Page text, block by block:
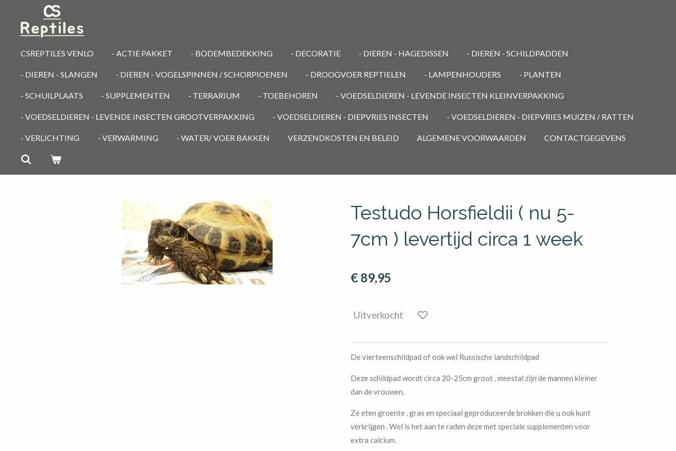
direct
CSREPTILES VENLO - ACTIE PAKKET - BODEMBEDEKKING - DECORATIE - DIEREN - HAGEDISSEN - DIEREN - SCHILDPADDEN
- DIEREN - SLANGEN - DIEREN - VOGELSPINNEN / SCHORPIOENEN - DROOGVOER REPTIELEN - LAMPENHOUDERS - PLANTEN
- SCHUILPLAATS - SUPPLEMENTEN - TERRARIUM - TOEBEHOREN - VOEDSELDIEREN - LEVENDE INSECTEN KLEINVERPAKKING
- VOEDSELDIEREN - LEVENDE INSECTEN GROOTVERPAKKING - VOEDSELDIEREN - DIEPVRIES INSECTEN - VOEDSELDIEREN - DIEPVRIES MUIZEN / RATTEN
- VERLICHTING - VERWARMING - WATER/ VOER BAKKEN VERZENDKOSTEN EN BELEID ALGEMENE VOORWAARDEN CONTACTGEGEVENS
Testudo Horsfieldii ( nu 5-
7cm ) levertijd circa 1 week
€ 89,95
Uitverkocht
De vierteenschildpad of ook wel Russische landschildpad
Deze schildpad wordt circa 20-25cm groot , meestal zijn de mannen kleiner
dan de vrouwen.
Ze eten groente , gras en speciaal geproduceerde brokken die u ook kunt
verkrijgen . Wel is het aan te raden deze met speciale supplementen voor
extra calcium.